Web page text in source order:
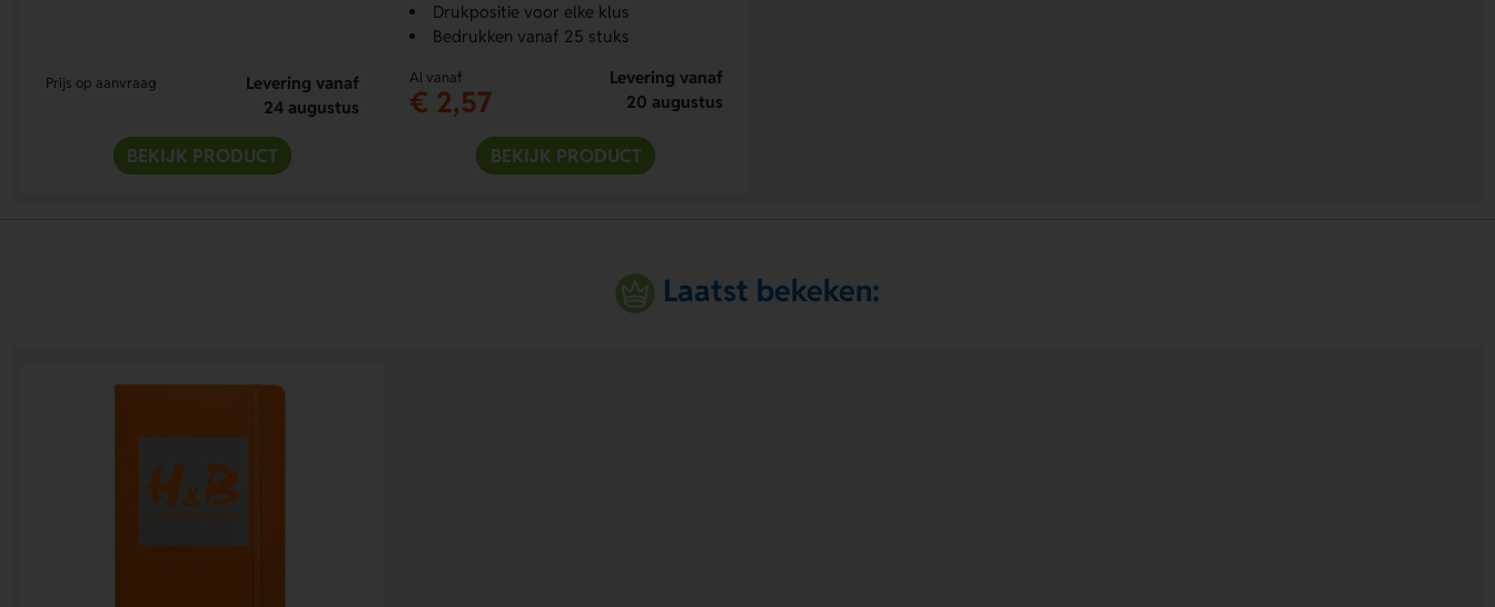
Prijs op aanvraag
Levering vanaf
24 augustus
BEKIJK PRODUCT
Drukpositie voor elke klus
Bedrukken vanaf 25 stuks
Al vanaf
€ 2,57
Levering vanaf
20 augustus
BEKIJK PRODUCT
Laatst bekeken: